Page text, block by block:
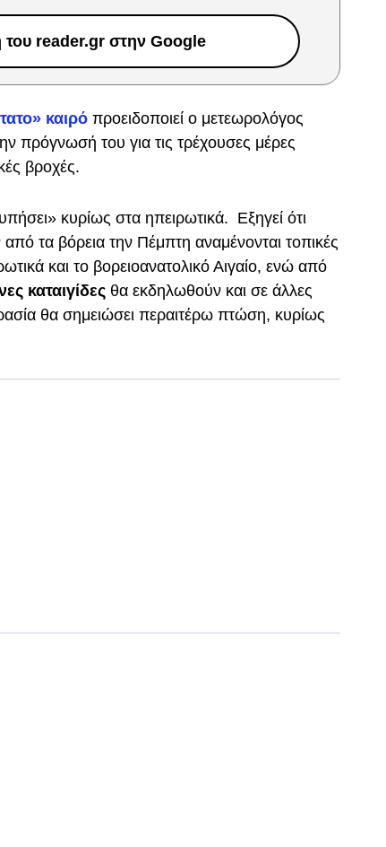
reader.gr στην Google
καιρό προειδοποιεί ο μετεωρολόγος
πρόγνωσή του για τις τρέχουσες μέρες
βροχές.
κυρίως στα ηπειρωτικά. Εξηγεί ότι
τα βόρεια την Πέμπτη αναμένονται τοπικές
και το βορειοανατολικό Αιγαίο, ενώ από
καταιγίδες θα εκδηλωθούν και σε άλλες
θα σημειώσει περαιτέρω πτώση, κυρίως